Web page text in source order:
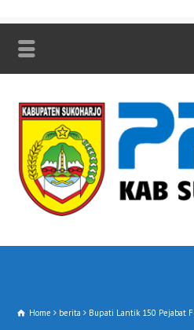
Home berita Bupati Lantik 150 Pejabat